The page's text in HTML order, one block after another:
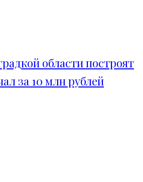
области построят
за 10 млн рублей